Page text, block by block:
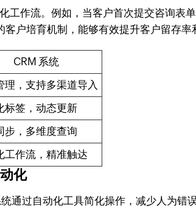
工作流。例如，当客户首次提交咨询表
户培育机制，能够有效提升客户留存率
CRM 系统
理，支持多渠道导入
标签，动态更新
步，多维度查询
工作流，精准触达
化
通过自动化工具简化操作，减少人为